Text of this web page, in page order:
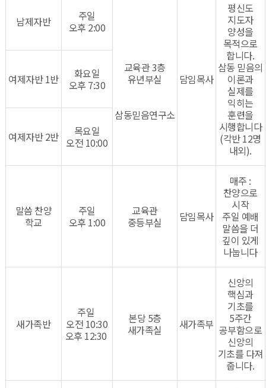
남제자반
주일
오후 2:00
교육관 3층
유년부실
삼동믿음연구소
담임목사
평신도
지도자
양성을
목적으로
합니다.
삼동 믿음의
이론과
실제를
익히는
훈련을
시행합니다
(각반 12명
내외).
여제자반 1반
화요일
오후 7:30
여제자반 2반
목요일
오전 10:00
말씀 찬양
학교
주일
오후 1:00
​교육관
중등부실​
담임목사
매주 :
찬양으로
시작
주일 예배
말씀을 더
깊이 있게
나눕니다
새가족반
주일
오전 10:30​
오후 12:30
본당 5층
새가족실
새가족부
신앙의
핵심과
기초를
5주간
공부함으로
신앙의
기초를 다져
줍니다.